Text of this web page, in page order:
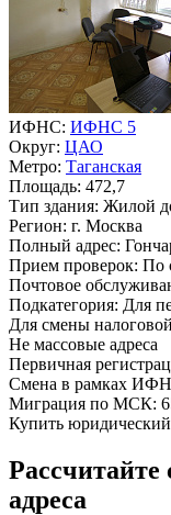
ИФНС: ИФНС 5
Округ: ЦАО
Метро: Таганская
Площадь: 472,7
Тип здания: Жилой
Регион: г. Москва
Полный адрес:
Прием проверок: По
Почтовое
Подкатегория: Для
Для смены
Не массовые адреса
Первичная
Смена в рамках
Миграция по МСК:
Купить юридический
Рассчитайте
адреса